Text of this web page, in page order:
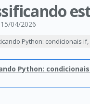
04/2026
Python: condicionais
Python: